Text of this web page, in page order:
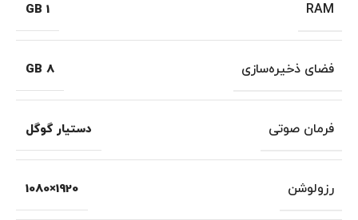
RAM
1 GB
فضای ذخیره‌سازی 8 GB
فرمان صوتی دستیار گوگل
رزولوشن 1920×1080